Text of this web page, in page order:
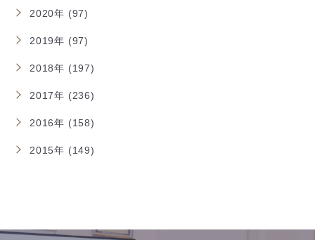
2020年 (97)
2019年 (97)
2018年 (197)
2017年 (236)
2016年 (158)
2015年 (149)